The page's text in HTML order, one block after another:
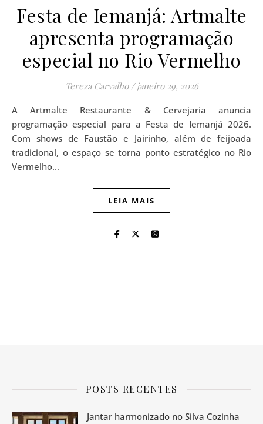
Festa de Iemanjá: Artmalte
apresenta programação
especial no Rio Vermelho
Tereza Carvalho / janeiro 29, 2026
A Artmalte Restaurante & Cervejaria anuncia
programação especial para a Festa de Iemanjá 2026.
Com shows de Faustão e Jairinho, além de feijoada
tradicional, o espaço se torna ponto estratégico no Rio
Vermelho…
LEIA MAIS
POSTS RECENTES
Jantar harmonizado no Silva Cozinha